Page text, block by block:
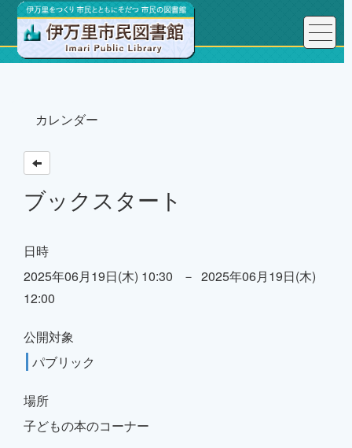
トップページ
カレンダー
ブックスタート
日時
2025年06月19日(木) 10:30 － 2025年06月19日(木)
12:00
公開対象
パブリック
場所
子どもの本のコーナー